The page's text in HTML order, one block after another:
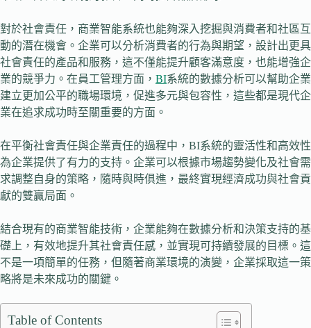
對於社會責任，商業智能系統也能夠深入挖掘與消費者和社區互
動的潛在機會。企業可以分析消費者的行為與期望，設計出更具
社會責任的產品和服務，這不僅能提升顧客滿意度，也能增強企
業的競爭力。在員工管理方面， BI系統的數據分析可以幫助企業
建立更加公平的職場環境，促進多元與包容性，這些都是現代企
業在追求成功時至關重要的方面。
在平衡社會責任與企業責任的過程中，BI系統的靈活性和高效性
為企業提供了有力的支持。企業可以根據市場趨勢變化及社會需
求調整自身的策略，隨時與時俱進，最終實現經濟成功與社會貢
獻的雙贏局面。
結合現有的商業智能技術，企業能夠在數據分析和決策支持的基
礎上，有效地提升其社會責任感，並實現可持續發展的目標。這
不是一項簡單的任務，但隨著商業環境的演變，企業採取這一策
略將是未來成功的關鍵。
Table of Contents